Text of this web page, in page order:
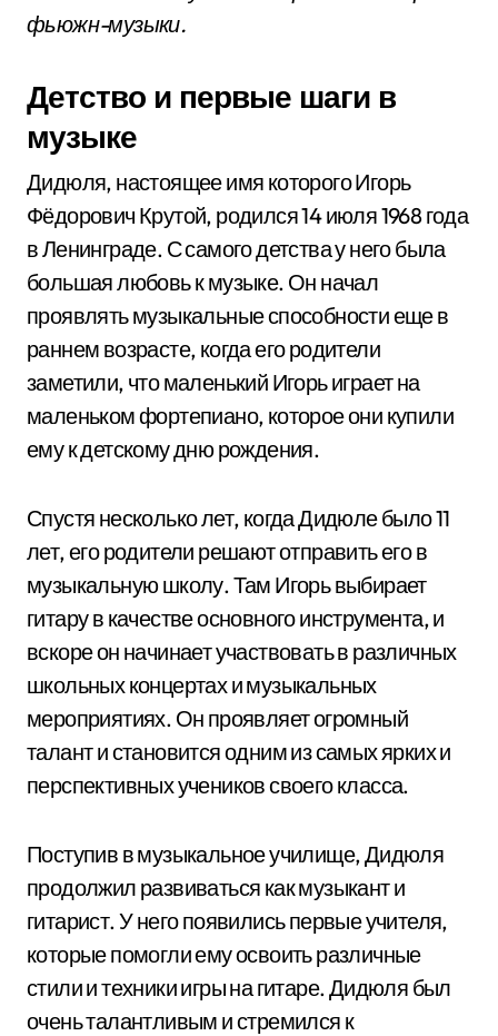
фьюжн-музыки.
Детство и первые шаги в
музыке
Дидюля, настоящее имя которого Игорь
Фёдорович Крутой, родился 14 июля 1968 года
в Ленинграде. С самого детства у него была
большая любовь к музыке. Он начал
проявлять музыкальные способности еще в
раннем возрасте, когда его родители
заметили, что маленький Игорь играет на
маленьком фортепиано, которое они купили
ему к детскому дню рождения.
Спустя несколько лет, когда Дидюле было 11
лет, его родители решают отправить его в
музыкальную школу. Там Игорь выбирает
гитару в качестве основного инструмента, и
вскоре он начинает участвовать в различных
школьных концертах и музыкальных
мероприятиях. Он проявляет огромный
талант и становится одним из самых ярких и
перспективных учеников своего класса.
Поступив в музыкальное училище, Дидюля
продолжил развиваться как музыкант и
гитарист. У него появились первые учителя,
которые помогли ему освоить различные
стили и техники игры на гитаре. Дидюля был
очень талантливым и стремился к